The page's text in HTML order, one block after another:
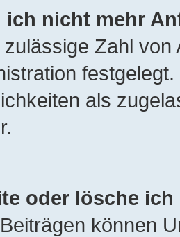
ich nicht mehr
Zahl
als
oder lösche
können